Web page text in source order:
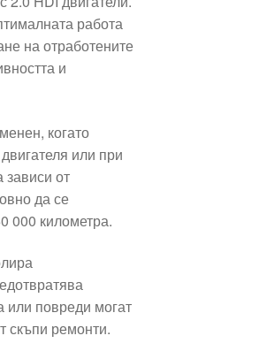
работа
на отработените
и
когато
или при
от
да се
000 километра.
или повреди могат
скъпи ремонти.